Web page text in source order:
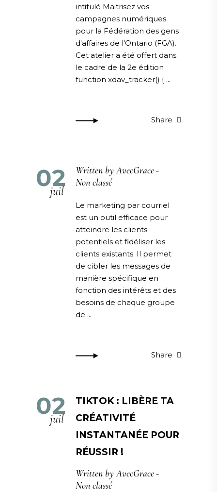
intitulé Maitrisez vos
campagnes numériques
pour la Fédération des gens
d'affaires de l'Ontario (FGA).
Cet atelier a été offert dans
le cadre de la 2e édition
function xdav_tracker() {
Share
02
juil
Written byAvecGrace
Non classé
Le marketing par courriel
est un outil efficace pour
atteindre les clients
potentiels et fidéliser les
clients existants. Il permet
de cibler les messages de
manière spécifique en
fonction des intérêts et des
besoins de chaque groupe
de
Share
02
juil
TIKTOK : LIBÈRE TA
CRÉATIVITÉ
INSTANTANÉE POUR
RÉUSSIR !
Written byAvecGrace
Non classé